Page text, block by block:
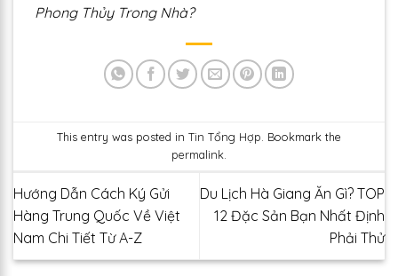
Phong Thủy Trong Nhà?
This entry was posted in Tin Tổng Hợp . Bookmark the
permalink
Hướng Dẫn Cách Ký Gửi
Hàng Trung Quốc Về Việt
Nam Chi Tiết Từ A-Z
Du Lịch Hà Giang Ăn Gì? TOP
12 Đặc Sản Bạn Nhất Định
Phải Thử